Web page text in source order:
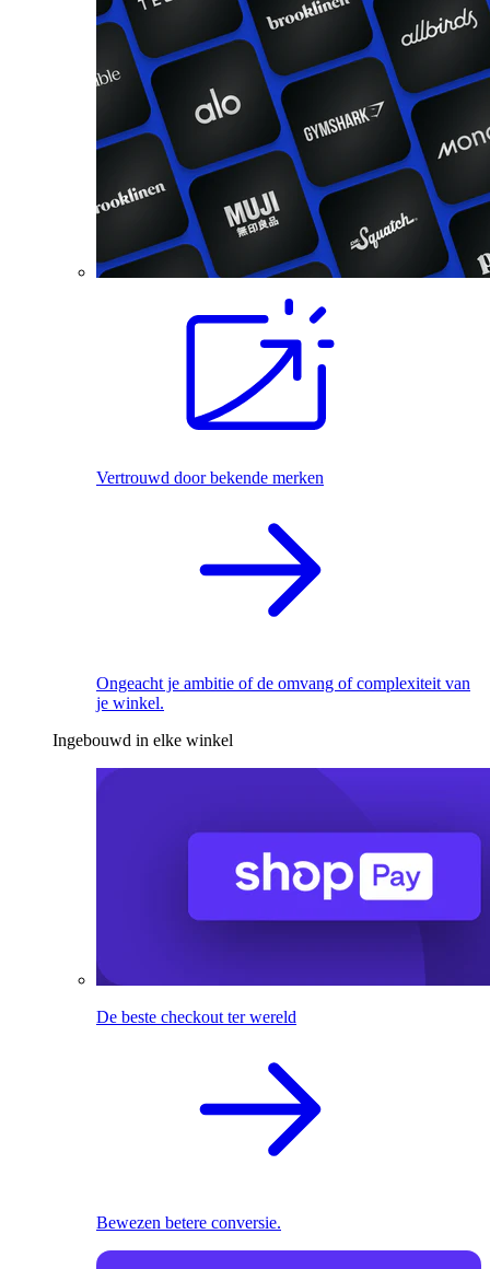
Vertrouwd door bekende merken
Ongeacht je ambitie of de omvang of complexiteit van
je winkel.
Ingebouwd in elke winkel
De beste checkout ter wereld
Bewezen betere conversie.